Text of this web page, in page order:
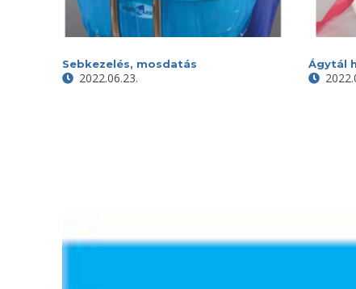
Sebkezelés, mosdatás
2022.06.23.
Ágytál